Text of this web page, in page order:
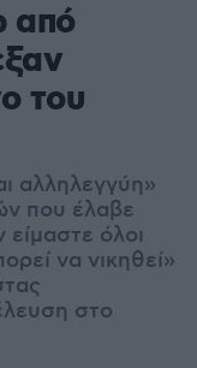
από
του
αλληλεγγύη»
που έλαβε
είμαστε όλοι
να νικηθεί»
στο